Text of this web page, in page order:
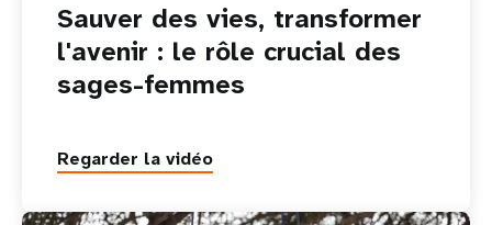
Sauver des vies, transformer
l'avenir : le rôle crucial des
sages-femmes
Regarder la vidéo